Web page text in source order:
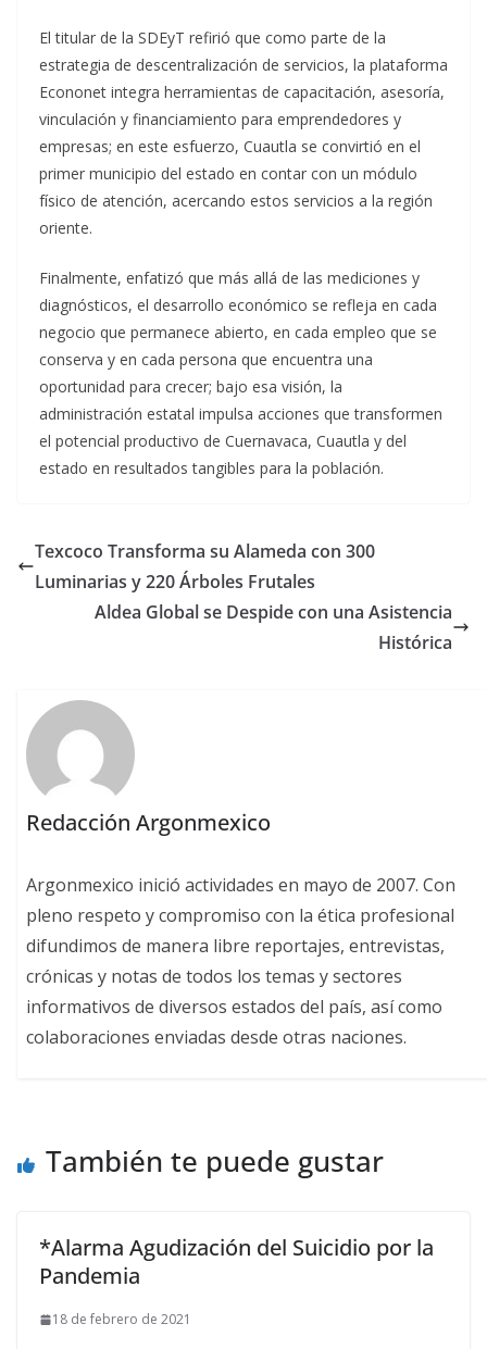
El titular de la SDEyT refirió que como parte de la
estrategia de descentralización de servicios, la plataforma
Econonet integra herramientas de capacitación, asesoría,
vinculación y financiamiento para emprendedores y
empresas; en este esfuerzo, Cuautla se convirtió en el
primer municipio del estado en contar con un módulo
físico de atención, acercando estos servicios a la región
oriente.
Finalmente, enfatizó que más allá de las mediciones y
diagnósticos, el desarrollo económico se refleja en cada
negocio que permanece abierto, en cada empleo que se
conserva y en cada persona que encuentra una
oportunidad para crecer; bajo esa visión, la
administración estatal impulsa acciones que transformen
el potencial productivo de Cuernavaca, Cuautla y del
estado en resultados tangibles para la población.
Texcoco Transforma su Alameda con 300
Luminarias y 220 Árboles Frutales
Aldea Global se Despide con una Asistencia
Histórica
Redacción Argonmexico
Argonmexico inició actividades en mayo de 2007. Con
pleno respeto y compromiso con la ética profesional
difundimos de manera libre reportajes, entrevistas,
crónicas y notas de todos los temas y sectores
informativos de diversos estados del país, así como
colaboraciones enviadas desde otras naciones.
También te puede gustar
*Alarma Agudización del Suicidio por la
Pandemia
18 de febrero de 2021